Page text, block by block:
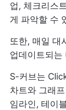
업, 체크리스
게 파악할 수
또한, 매일 대
업데이트되는
S-커브는
차트와 그래
임라인, 테이